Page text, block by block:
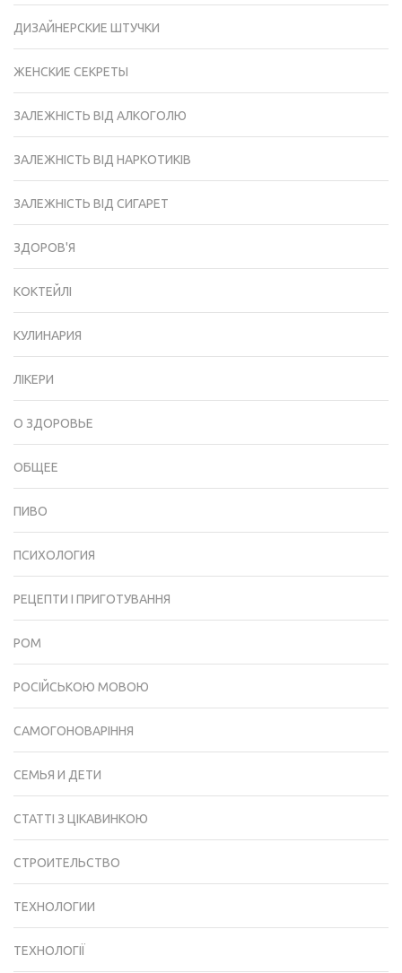
ДИЗАЙНЕРСКИЕ ШТУЧКИ
ЖЕНСКИЕ СЕКРЕТЫ
ЗАЛЕЖНІСТЬ ВІД АЛКОГОЛЮ
ЗАЛЕЖНІСТЬ ВІД НАРКОТИКІВ
ЗАЛЕЖНІСТЬ ВІД СИГАРЕТ
ЗДОРОВ'Я
КОКТЕЙЛІ
КУЛИНАРИЯ
ЛІКЕРИ
О ЗДОРОВЬЕ
ОБЩЕЕ
ПИВО
ПСИХОЛОГИЯ
РЕЦЕПТИ І ПРИГОТУВАННЯ
РОМ
РОСІЙСЬКОЮ МОВОЮ
САМОГОНОВАРІННЯ
СЕМЬЯ И ДЕТИ
СТАТТІ З ЦІКАВИНКОЮ
СТРОИТЕЛЬСТВО
ТЕХНОЛОГИИ
ТЕХНОЛОГІЇ